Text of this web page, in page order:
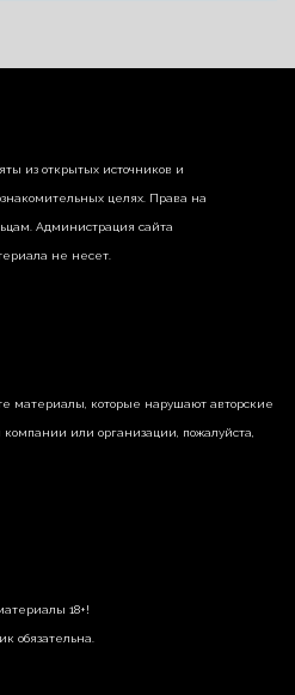
из открытых источников и
целях. Права на
Администрация сайта
не несет.
материалы, которые нарушают авторские
или организации, пожалуйста,
18+!
обязательна.